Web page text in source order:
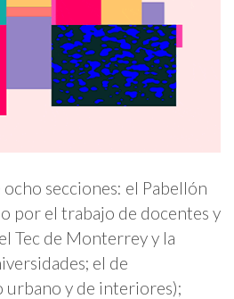
secciones: el Pabellón
por el trabajo de docentes y
Tec de Monterrey y la
el de
y de interiores);